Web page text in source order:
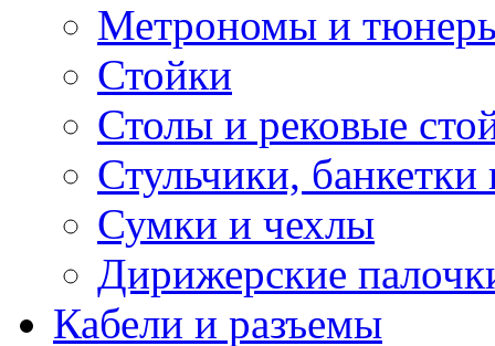
Метрономы и
Стойки
Столы и рековые
Стульчики, банкетки
Сумки и чехлы
Дирижерские
Кабели и разъемы